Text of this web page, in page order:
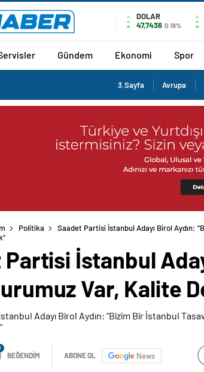
DOLAR
47,7436 0.18%
Gündem Ekonomi Spor
3.Sayfa Avrupa
Politika
Saadet Partisi İstanbul Adayı Birol Aydın:
İstanbul
Var, Kalite
BEĞENDİM ABONE OL News